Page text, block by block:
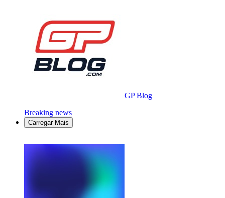
GP Blog
Breaking news
Carregar Mais